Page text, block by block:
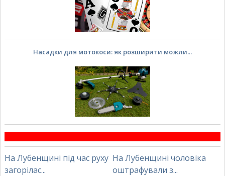
Насадки для мотокоси: як розширити можли...
На Лубенщині під час руху
загорілас...
На Лубенщині чоловіка
оштрафували з...